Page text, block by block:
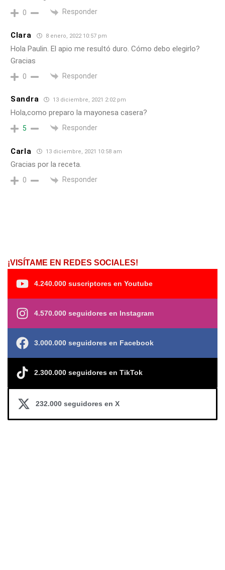
0 Responder
Clara 8 enero, 2022 10:57 pm
Hola Paulin. El apio me resultó duro. Cómo debo elegirlo?
Gracias
0 Responder
Sandra 13 diciembre, 2021 2:02 pm
Hola,como preparo la mayonesa casera?
5 Responder
Carla 13 diciembre, 2021 10:58 am
Gracias por la receta.
0 Responder
¡VISÍTAME EN REDES SOCIALES!
4.240.000 suscriptores en Youtube
4.570.000 seguidores en Instagram
3.000.000 seguidores en Facebook
2.300.000 seguidores en TikTok
232.000 seguidores en X